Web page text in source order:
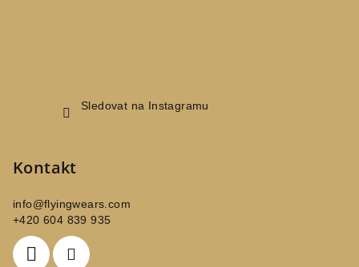
Sledovat na Instagramu
Kontakt
info@flyingwears.com
+420 604 839 935